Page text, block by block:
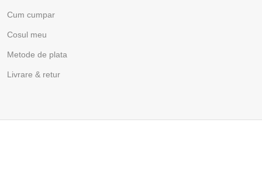
Cum cumpar
Cosul meu
Metode de plata
Livrare & retur